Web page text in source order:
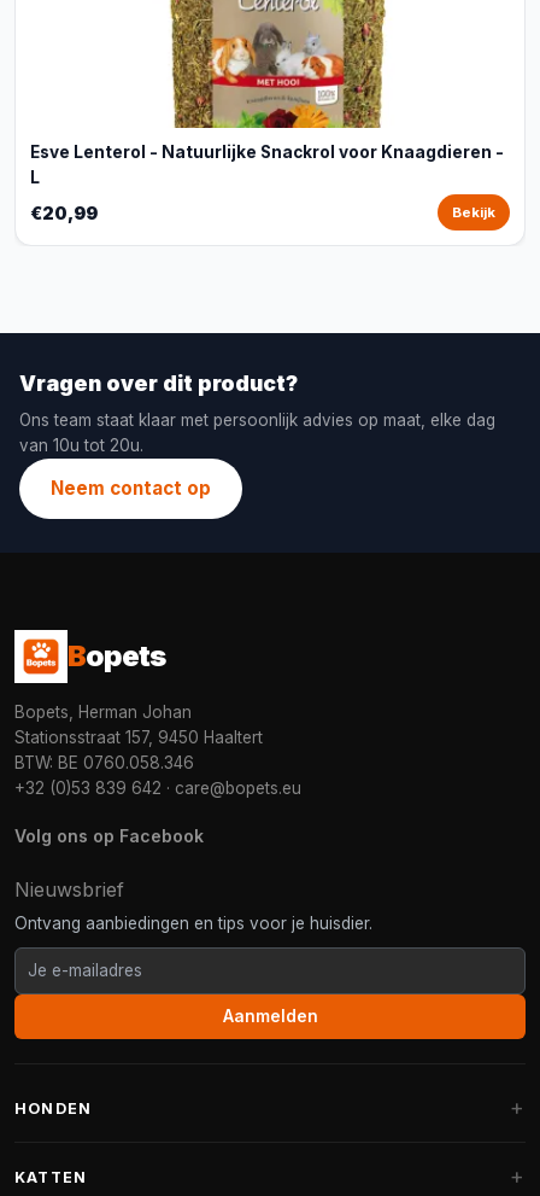
Esve Lenterol - Natuurlijke Snackrol voor Knaagdieren -
L
€20,99 Bekijk
Vragen over dit product?
Ons team staat klaar met persoonlijk advies op maat, elke dag
van 10u tot 20u.
Neem contact op
Bopets
Bopets, Herman Johan
Stationsstraat 157, 9450 Haaltert
BTW: BE 0760.058.346
+32 (0)53 839 642 · care@bopets.eu
Volg ons op Facebook
Nieuwsbrief
Ontvang aanbiedingen en tips voor je huisdier.
Aanmelden
HONDEN
KATTEN